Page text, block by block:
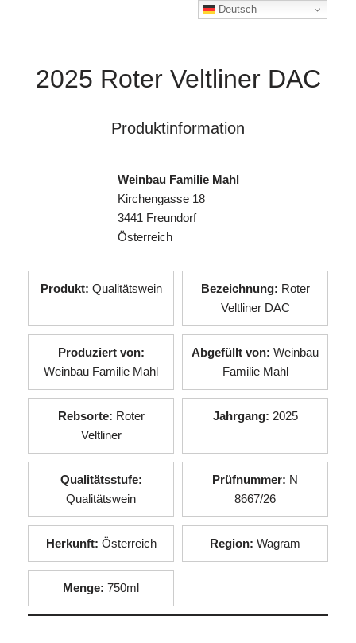
2025 Roter Veltliner DAC
Produktinformation
Weinbau Familie Mahl
Kirchengasse 18
3441 Freundorf
Österreich
Produkt: Qualitätswein Bezeichnung: Roter
Veltliner DAC
Produziert von:
Weinbau Familie Mahl
Abgefüllt von: Weinbau
Familie Mahl
Rebsorte: Roter
Veltliner
Jahrgang: 2025
Qualitätsstufe:
Qualitätswein
Prüfnummer: N
8667/26
Herkunft: Österreich Region: Wagram
Menge: 750ml
Deutsch